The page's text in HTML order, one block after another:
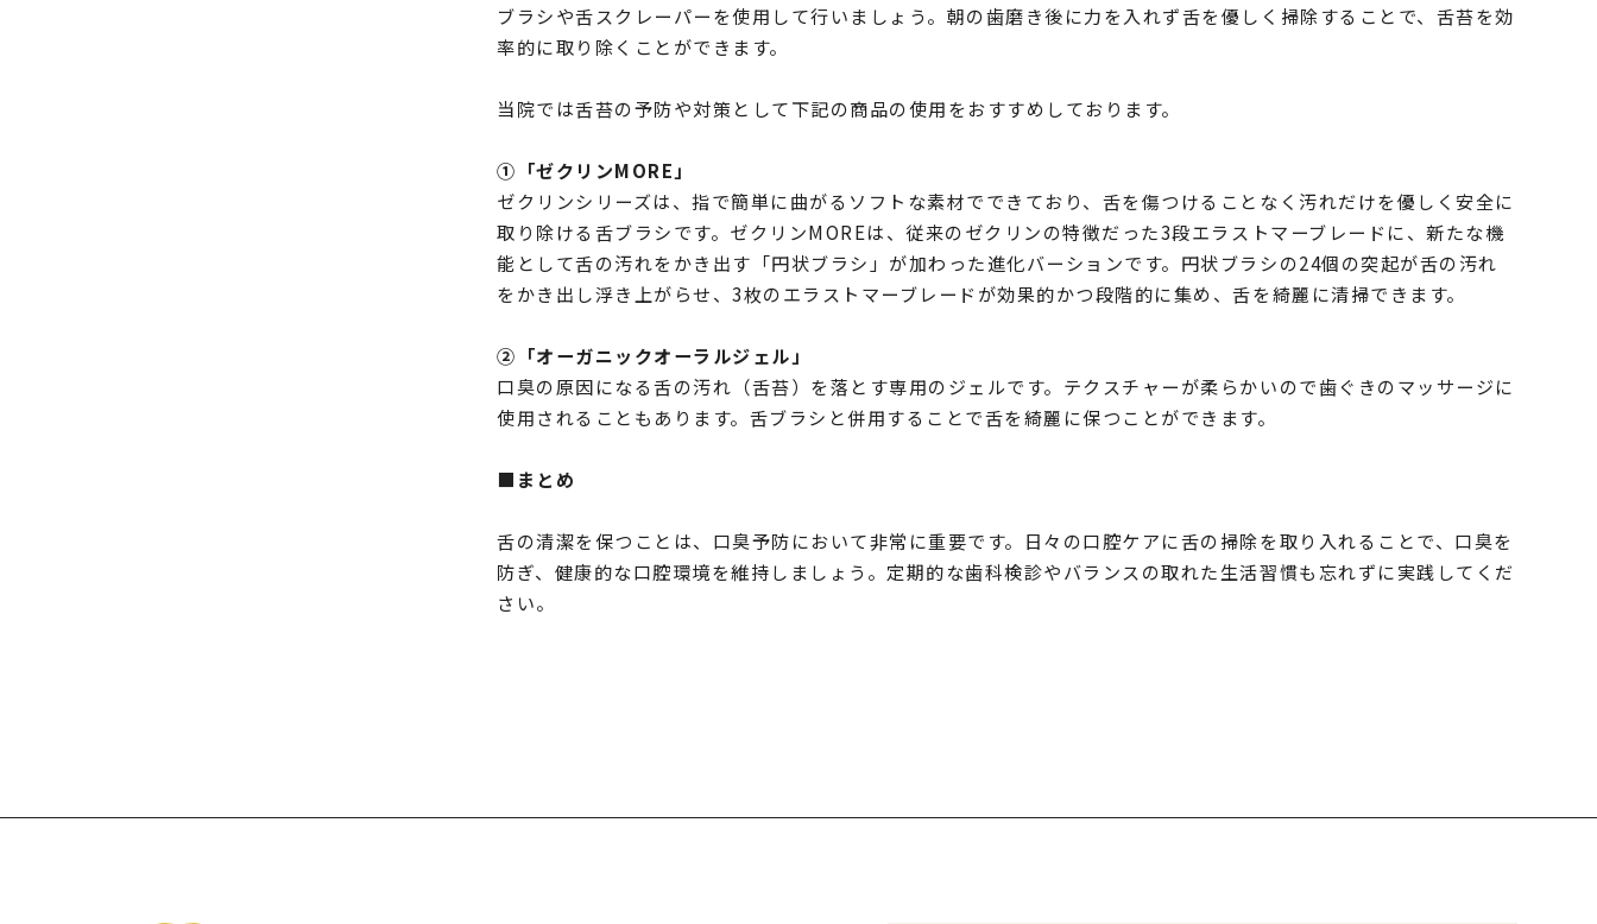
ブラシや舌スクレーパーを使用して行いましょう。朝の歯磨き後に力を入れず舌を優しく掃除することで、舌苔を効
率的に取り除くことができます。
当院では舌苔の予防や対策として下記の商品の使用をおすすめしております。
①「ゼクリンMORE」
ゼクリンシリーズは、指で簡単に曲がるソフトな素材でできており、舌を傷つけることなく汚れだけを優しく安全に
取り除ける舌ブラシです。ゼクリンMOREは、従来のゼクリンの特徴だった3段エラストマーブレードに、新たな機
能として舌の汚れをかき出す「円状ブラシ」が加わった進化バーションです。円状ブラシの24個の突起が舌の汚れ
をかき出し浮き上がらせ、3枚のエラストマーブレードが効果的かつ段階的に集め、舌を綺麗に清掃できます。
②「オーガニックオーラルジェル」
口臭の原因になる舌の汚れ（舌苔）を落とす専用のジェルです。テクスチャーが柔らかいので歯ぐきのマッサージに
使用されることもあります。舌ブラシと併用することで舌を綺麗に保つことができます。
■まとめ
舌の清潔を保つことは、口臭予防において非常に重要です。日々の口腔ケアに舌の掃除を取り入れることで、口臭を
防ぎ、健康的な口腔環境を維持しましょう。定期的な歯科検診やバランスの取れた生活習慣も忘れずに実践してくだ
さい。